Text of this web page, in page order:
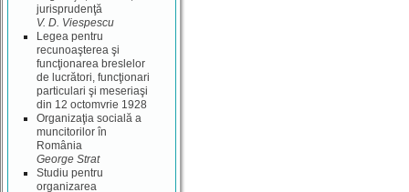
jurisprudenţă
V. D. Viespescu
Legea pentru
recunoaşterea şi
funcţionarea breslelor
de lucrători, funcţionari
particulari şi meseriaşi
din 12 octomvrie 1928
Organizaţia socială a
muncitorilor în
România
George Strat
Studiu pentru
organizarea